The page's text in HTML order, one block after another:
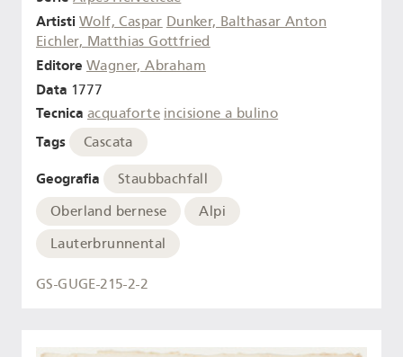
Artisti Wolf, Caspar Dunker, Balthasar Anton
Eichler, Matthias Gottfried
Editore Wagner, Abraham
Data 1777
Tecnica acquaforte incisione a bulino
Tags Cascata
Geografia
Staubbachfall
Oberland bernese
Alpi
Lauterbrunnental
GS-GUGE-215-2-2